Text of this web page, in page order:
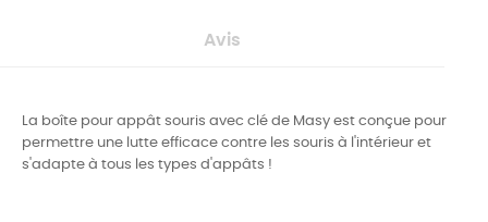
Avis
La boîte pour appât souris avec clé de Masy est conçue pour
permettre une lutte efficace contre les souris à l'intérieur et
s'adapte à tous les types d'appâts !